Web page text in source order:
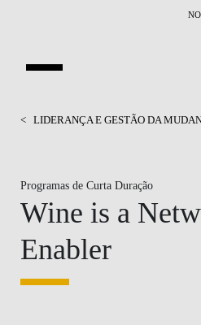
HOMEPAGE
EMPRESAS
< LIDERANÇA E GESTÃO DA
Programas de Curta Duração
Wine is a
Enabler